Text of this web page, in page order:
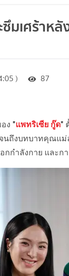
ซึมเศร้า
) 87
ง "แพทริเซีย กู๊ด"
นถึงบทบาทคุณ
กกำลังกาย และ